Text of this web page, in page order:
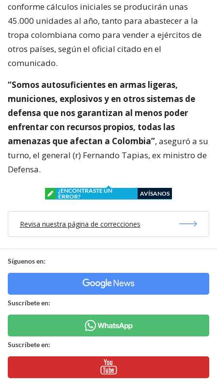
conforme cálculos iniciales se producirán unas
45.000 unidades al año, tanto para abastecer a la
tropa colombiana como para vender a ejércitos de
otros países, según el oficial citado en el
comunicado.
“Somos autosuficientes en armas ligeras,
municiones, explosivos y en otros sistemas de
defensa que nos garantizan al menos poder
enfrentar con recursos propios, todas las
amenazas que afectan a Colombia”, aseguró a su
turno, el general (r) Fernando Tapias, ex ministro de
Defensa.
¿ENCONTRASTE UN
ERROR?
AVÍSANOS
Revisa nuestra página de correcciones
Síguenos en:
Suscríbete en:
Suscríbete en: